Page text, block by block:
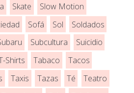
Skate
Slow Motion
Sofá Sol
Soldados
Subcultura
Suicidio
Shirts Tabaco
Tacos
Taxis Tazas Té
Teatro